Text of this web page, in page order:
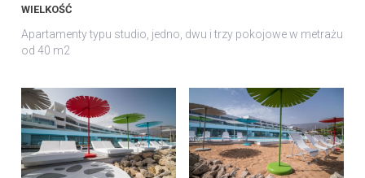
WIELKOŚĆ
Apartamenty typu studio, jedno, dwu i trzy pokojowe w metrażu
od 40 m2